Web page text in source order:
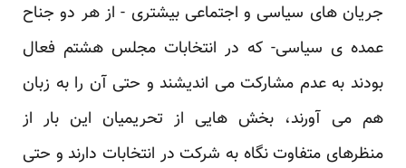
جریان های سیاسی و اجتماعی بیشتری - از هر دو ‏جناح
عمده ی سیاسی- که در انتخابات مجلس هشتم فعال
بودند به عدم مشارکت می اندیشند و حتی آن را به ‏زبان
هم می آورند، بخش هایی از تحریمیان این بار از
منظرهای متفاوت نگاه به شرکت در انتخابات دارند و ‏حتی